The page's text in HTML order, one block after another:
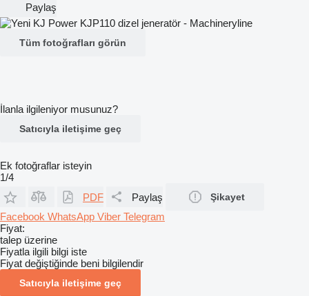
Paylaş
Tüm fotoğrafları görün
İlanla ilgileniyor musunuz?
Satıcıyla iletişime geç
Ek fotoğraflar isteyin
1/4
PDF
Paylaş Şikayet
Facebook WhatsApp Viber Telegram
Fiyat:
talep üzerine
Fiyatla ilgili bilgi iste
Fiyat değiştiğinde beni bilgilendir
Satıcıyla iletişime geç